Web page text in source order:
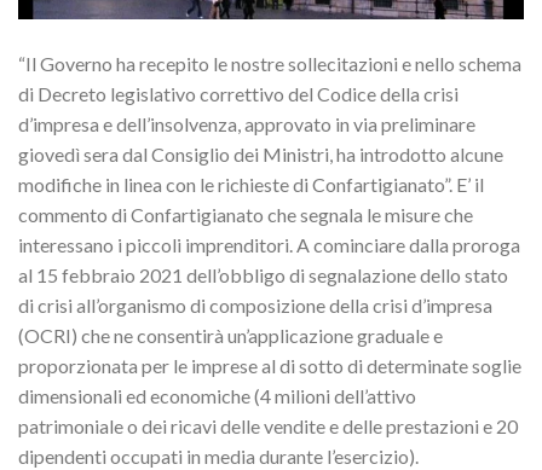
“Il Governo ha recepito le nostre sollecitazioni e nello schema
di Decreto legislativo correttivo del Codice della crisi
d’impresa e dell’insolvenza, approvato in via preliminare
giovedì sera dal Consiglio dei Ministri, ha introdotto alcune
modifiche in linea con le richieste di Confartigianato”. E’ il
commento di Confartigianato che segnala le misure che
interessano i piccoli imprenditori. A cominciare dalla proroga
al 15 febbraio 2021 dell’obbligo di segnalazione dello stato
di crisi all’organismo di composizione della crisi d’impresa
(OCRI) che ne consentirà un’applicazione graduale e
proporzionata per le imprese al di sotto di determinate soglie
dimensionali ed economiche (4 milioni dell’attivo
patrimoniale o dei ricavi delle vendite e delle prestazioni e 20
dipendenti occupati in media durante l’esercizio).